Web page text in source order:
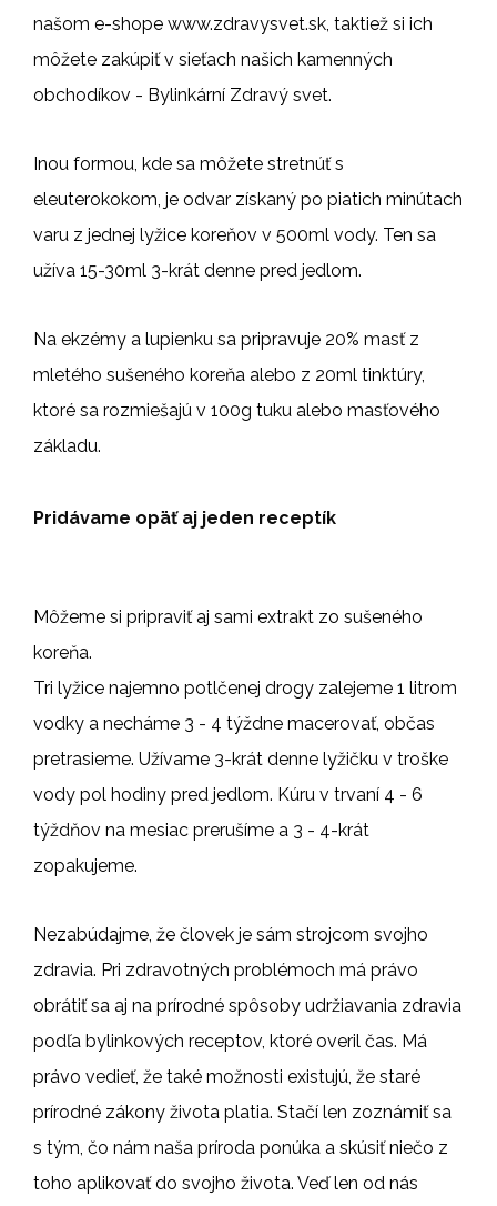
našom e-shope www.zdravysvet.sk, taktiež si ich
môžete zakúpiť v sieťach našich kamenných
obchodíkov - Bylinkární Zdravý svet.
Inou formou, kde sa môžete stretnúť s
eleuterokokom, je odvar získaný po piatich minútach
varu z jednej lyžice koreňov v 500ml vody. Ten sa
užíva 15-30ml 3-krát denne pred jedlom.
Na ekzémy a lupienku sa pripravuje 20% masť z
mletého sušeného koreňa alebo z 20ml tinktúry,
ktoré sa rozmiešajú v 100g tuku alebo masťového
základu.
Pridávame opäť aj jeden receptík
Môžeme si pripraviť aj sami extrakt zo sušeného
koreňa.
Tri lyžice najemno potlčenej drogy zalejeme 1 litrom
vodky a necháme 3 - 4 týždne macerovať, občas
pretrasieme. Užívame 3-krát denne lyžičku v troške
vody pol hodiny pred jedlom. Kúru v trvaní 4 - 6
týždňov na mesiac prerušíme a 3 - 4-krát
zopakujeme.
Nezabúdajme, že človek je sám strojcom svojho
zdravia. Pri zdravotných problémoch má právo
obrátiť sa aj na prírodné spôsoby udržiavania zdravia
podľa bylinkových receptov, ktoré overil čas. Má
právo vedieť, že také možnosti existujú, že staré
prírodné zákony života platia. Stačí len zoznámiť sa
s tým, čo nám naša príroda ponúka a skúsiť niečo z
toho aplikovať do svojho života. Veď len od nás